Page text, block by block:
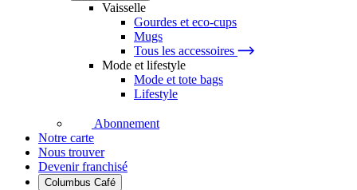
Vaisselle
Gourdes et eco-cups
Mugs
Tous les accessoires
Mode et lifestyle
Mode et tote bags
Lifestyle
Abonnement
Notre carte
Nous trouver
Devenir franchisé
Columbus Café